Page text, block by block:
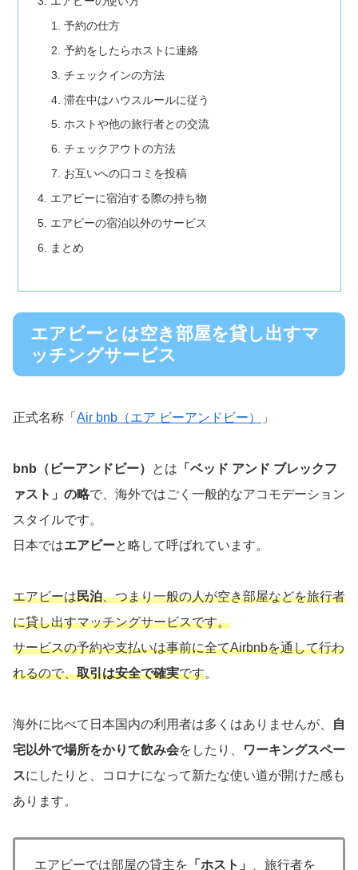
予約の仕方
予約をしたらホストに連絡
チェックインの方法
滞在中はハウスルールに従う
ホストや他の旅行者との交流
チェックアウトの方法
お互いへの口コミを投稿
エアビーに宿泊する際の持ち物
エアビーの宿泊以外のサービス
まとめ
エアビーとは空き部屋を貸し出すマ
ッチングサービス
正式名称「 Air bnb（エア ビーアンドビー） 」
bnb（ビーアンドビー） とは 「ベッド アンド ブレックフ
ァスト」の略で、海外ではごく一般的なアコモデーション
スタイルです。
日本ではエアビーと略して呼ばれています。
エアビーは民泊、つまり一般の人が空き部屋などを旅行者
に貸し出すマッチングサービスです。
サービスの予約や支払いは事前に全てAirbnbを通して行わ
れるので、取引は安全で確実です。
海外に比べて日本国内の利用者は多くはありませんが、
自
宅以外で場所をかりて飲み会をしたり、
ワーキングスペー
スにしたりと、コロナになって新たな使い道が開けた感も
あります。
エアビーでは部屋の貸主を 「ホスト」 、旅行者を